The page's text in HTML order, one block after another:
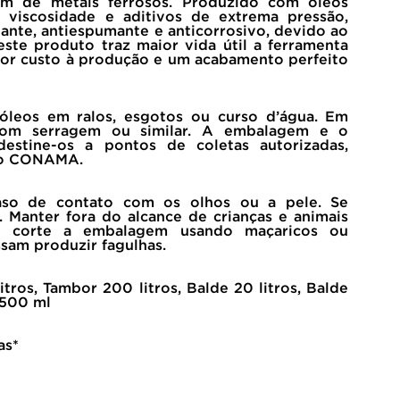
viscosidade e aditivos de extrema pressão,
antiespumante e anticorrosivo, devido ao
produto traz maior vida útil a ferramenta
custo à produção e um acabamento perfeito
em ralos, esgotos ou curso d’água. Em
serragem ou similar. A embalagem e o
os a pontos de coletas autorizadas,
CONAMA.
de contato com os olhos ou a pele. Se
fora do alcance de crianças e animais
a embalagem usando maçaricos ou
produzir fagulhas.
Tambor 200 litros, Balde 20 litros, Balde
ml